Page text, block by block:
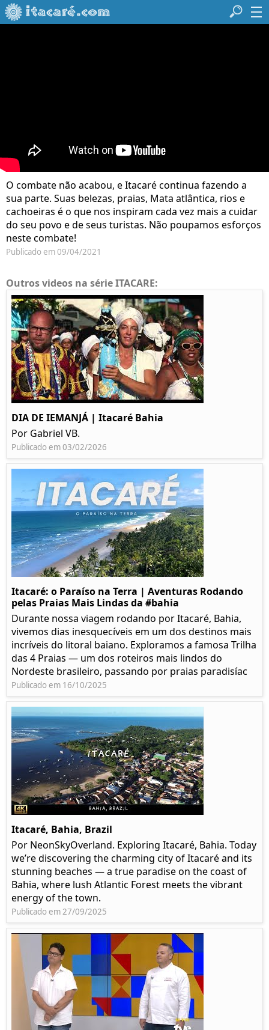
O combate não acabou, e Itacaré continua fazendo a
sua parte. Suas belezas, praias, Mata atlântica, rios e
cachoeiras é o que nos inspiram cada vez mais a cuidar
do seu povo e de seus turistas. Não poupamos esforços
neste combate!
Publicado em 09/04/2021
Outros videos na série ITACARE:
DIA DE IEMANJÁ | Itacaré Bahia
Por Gabriel VB.
Publicado em 03/02/2026
Itacaré: o Paraíso na Terra | Aventuras Rodando
pelas Praias Mais Lindas da #bahia
Durante nossa viagem rodando por Itacaré, Bahia,
vivemos dias inesquecíveis em um dos destinos mais
incríveis do litoral baiano. Exploramos a famosa Trilha
das 4 Praias — um dos roteiros mais lindos do
Nordeste brasileiro, passando por praias paradisíac
Publicado em 16/10/2025
Itacaré, Bahia, Brazil
Por NeonSkyOverland. Exploring Itacaré, Bahia. Today
we’re discovering the charming city of Itacaré and its
stunning beaches — a true paradise on the coast of
Bahia, where lush Atlantic Forest meets the vibrant
energy of the town.
Publicado em 27/09/2025